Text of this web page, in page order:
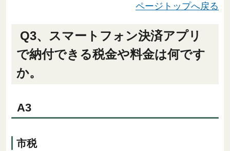
ページトップへ戻る
Q3、スマートフォン決済アプリ
で納付できる税金や料金は何です
か。
A3
市税